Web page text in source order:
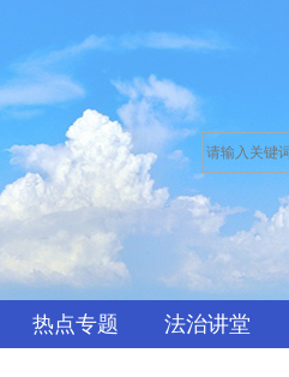
热点专题 法治讲堂